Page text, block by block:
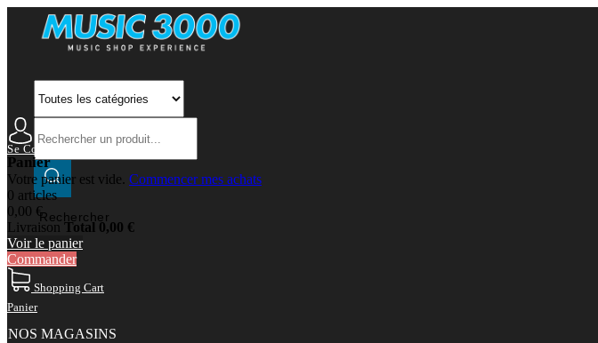
Rechercher
Se Connecter Mon Compte
Panier
Votre panier est vide. Commencer mes achats
0 articles
0,00 €
Livraison Total 0,00 €
Voir le panier
Commander
Shopping Cart
Panier
NOS MAGASINS